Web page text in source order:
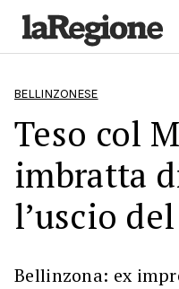
BELLINZONESE
Teso col
imbratta
l’uscio
Bellinzona: ex